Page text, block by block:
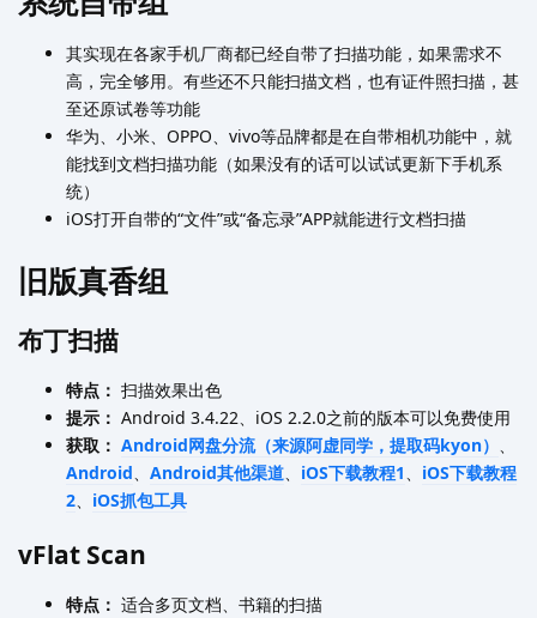
其实现在各家手机厂商都已经自带了扫描功能，如果需求不
高，完全够用。有些还不只能扫描文档，也有证件照扫描，甚
至还原试卷等功能
华为、小米、OPPO、vivo等品牌都是在自带相机功能中，就
能找到文档扫描功能（如果没有的话可以试试更新下手机系
统）
iOS打开自带的“文件”或“备忘录”APP就能进行文档扫描
旧版真香组
布丁扫描
特点： 扫描效果出色
提示： Android 3.4.22、iOS 2.2.0之前的版本可以免费使用
获取： Android网盘分流（来源阿虚同学，提取码kyon）
Android
Android其他渠道 iOS下载教程1
iOS下载教程
2
iOS抓包工具
vFlat Scan
特点： 适合多页文档、书籍的扫描